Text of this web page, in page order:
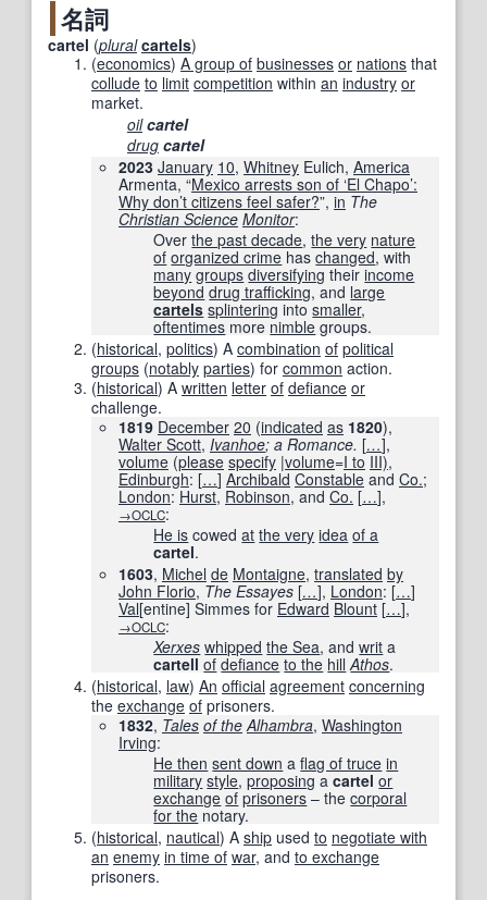
名詞
cartel (plural cartels)
(economics) A group of businesses or nations that
collude to limit competition within an industry or
market.
oil cartel
drug cartel
2023 January 10, Whitney Eulich, America
Armenta, “Mexico arrests son of ‘El Chapo’:
Why don’t citizens feel safer?”, in The
Christian Science Monitor:
Overthe past decade,the very nature
of organized crime haschanged, with
many groups diversifying theirincome
beyond drug trafficking, and large
cartels splintering intosmaller,
oftentimes more nimble groups.
(historical, politics) A combination of political
groups (notably parties) for common action.
(historical) A written letter of defiance or
challenge.
1819 December 20 (indicated as 1820),
Walter Scott, Ivanhoe; a Romance. […],
volume (please specify |volume=I to III),
Edinburgh: […] Archibald Constable and Co.;
London: Hurst, Robinson, and Co. […],
→OCLC:
He is cowedat the very idea of a
cartel.
1603, Michel de Montaigne, translated by
John Florio, The Essayes […], London: […]
Val[entine] Simmes for Edward Blount […],
→OCLC:
Xerxes whipped the Sea, andwrit a
cartell of defiance to the hill Athos.
(historical, law) An official agreement concerning
the exchange of prisoners.
1832, Tales of the Alhambra, Washington
Irving:
He then sent down aflag of truce in
military style,proposing acartel or
exchange of prisoners – thecorporal
for the notary.
(historical, nautical) A ship used to negotiate with
an enemy in time of war, and to exchange
prisoners.